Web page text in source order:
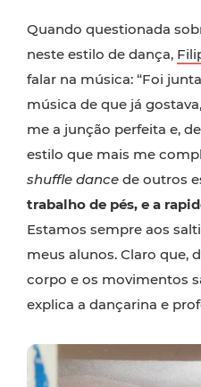
Quando questionada
neste estilo de dança,
falar na música: “Foi
música de que já
me a junção perfeita e,
estilo que mais me
shuffle dance de outros
trabalho de pés, e a
Estamos sempre aos
meus alunos. Claro que,
corpo e os movimentos
explica a dançarina e